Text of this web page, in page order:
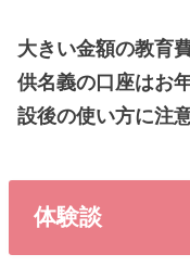
大きい金額の教育
供名義の口座はお
設後の使い方に注
体験談